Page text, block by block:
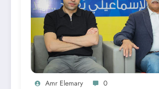
Amr Elemary 0